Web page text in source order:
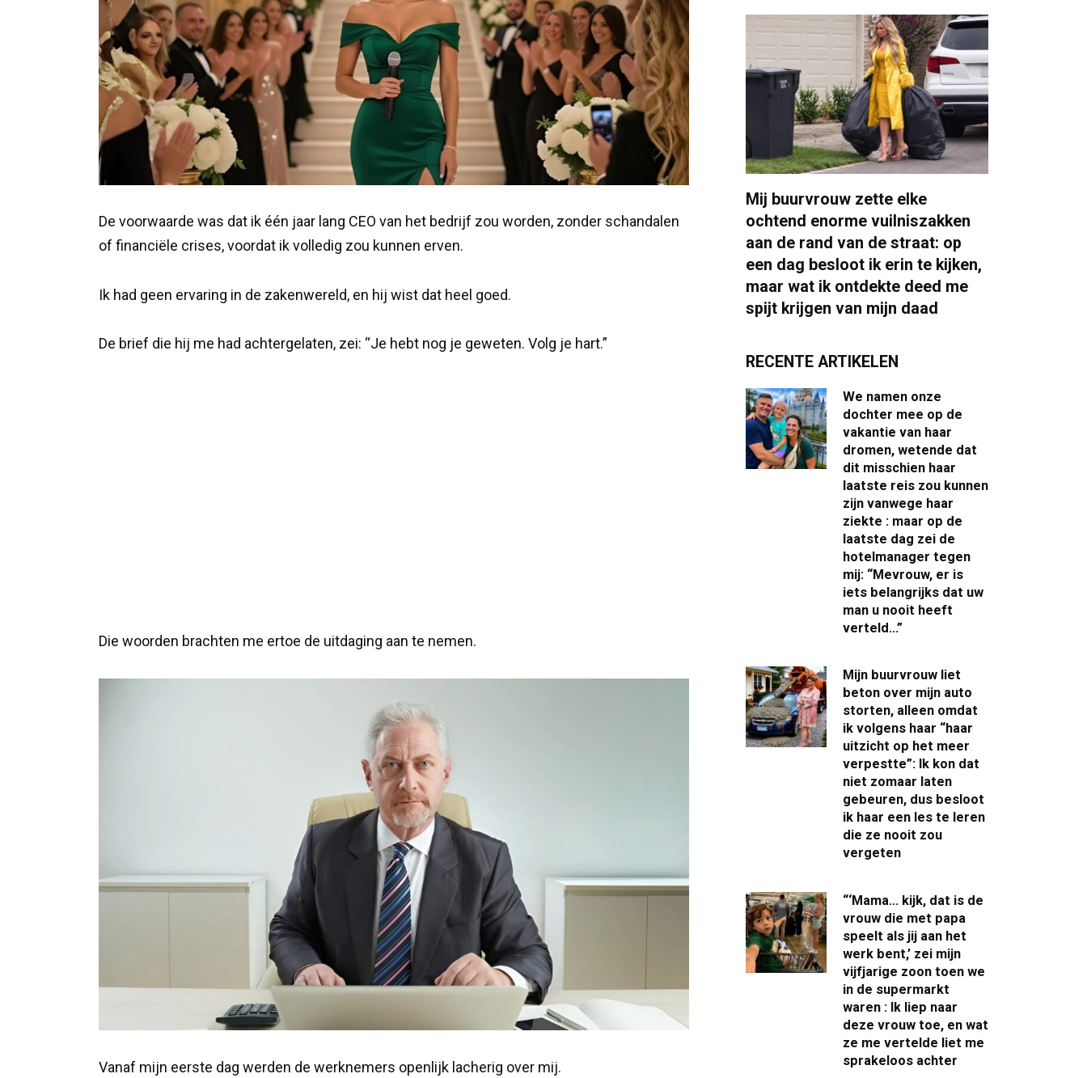
De voorwaarde was dat ik één jaar lang CEO van het bedrijf zou worden, zonder schandalen
of financiële crises, voordat ik volledig zou kunnen erven.
Ik had geen ervaring in de zakenwereld, en hij wist dat heel goed.
De brief die hij me had achtergelaten, zei: “Je hebt nog je geweten. Volg je hart.”
Die woorden brachten me ertoe de uitdaging aan te nemen.
Vanaf mijn eerste dag werden de werknemers openlijk lacherig over mij.
Mij buurvrouw zette elke
ochtend enorme vuilniszakken
aan de rand van de straat: op
een dag besloot ik erin te kijken,
maar wat ik ontdekte deed me
spijt krijgen van mijn daad
RECENTE ARTIKELEN
We namen onze
dochter mee op de
vakantie van haar
dromen, wetende dat
dit misschien haar
laatste reis zou kunnen
zijn vanwege haar
ziekte : maar op de
laatste dag zei de
hotelmanager tegen
mij: “Mevrouw, er is
iets belangrijks dat uw
man u nooit heeft
verteld…”
Mijn buurvrouw liet
beton over mijn auto
storten, alleen omdat
ik volgens haar “haar
uitzicht op het meer
verpestte”: Ik kon dat
niet zomaar laten
gebeuren, dus besloot
ik haar een les te leren
die ze nooit zou
vergeten
“‘Mama… kijk, dat is de
vrouw die met papa
speelt als jij aan het
werk bent,’ zei mijn
vijfjarige zoon toen we
in de supermarkt
waren : Ik liep naar
deze vrouw toe, en wat
ze me vertelde liet me
sprakeloos achter